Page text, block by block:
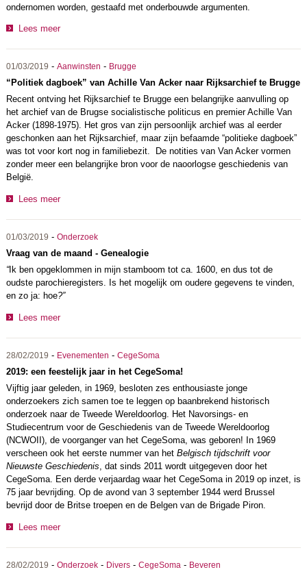
ondernomen worden, gestaafd met onderbouwde argumenten.
Lees meer
01/03/2019 - Aanwinsten - Brugge
“Politiek dagboek” van Achille Van Acker naar Rijksarchief te Brugge
Recent ontving het Rijksarchief te Brugge een belangrijke aanvulling op
het archief van de Brugse socialistische politicus en premier Achille Van
Acker (1898-1975). Het gros van zijn persoonlijk archief was al eerder
geschonken aan het Rijksarchief, maar zijn befaamde “politieke dagboek”
was tot voor kort nog in familiebezit. De notities van Van Acker vormen
zonder meer een belangrijke bron voor de naoorlogse geschiedenis van
België.
Lees meer
01/03/2019 - Onderzoek
Vraag van de maand - Genealogie
“Ik ben opgeklommen in mijn stamboom tot ca. 1600, en dus tot de
oudste parochieregisters. Is het mogelijk om oudere gegevens te vinden,
en zo ja: hoe?”
Lees meer
28/02/2019 - Evenementen - CegeSoma
2019: een feestelijk jaar in het CegeSoma!
Vijftig jaar geleden, in 1969, besloten zes enthousiaste jonge
onderzoekers zich samen toe te leggen op baanbrekend historisch
onderzoek naar de Tweede Wereldoorlog. Het Navorsings- en
Studiecentrum voor de Geschiedenis van de Tweede Wereldoorlog
(NCWOII), de voorganger van het CegeSoma, was geboren! In 1969
verscheen ook het eerste nummer van het Belgisch tijdschrift voor
Nieuwste Geschiedenis , dat sinds 2011 wordt uitgegeven door het
CegeSoma. Een derde verjaardag waar het CegeSoma in 2019 op inzet, is
75 jaar bevrijding. Op de avond van 3 september 1944 werd Brussel
bevrijd door de Britse troepen en de Belgen van de Brigade Piron.
Lees meer
28/02/2019 - Onderzoek- Divers- CegeSoma - Beveren